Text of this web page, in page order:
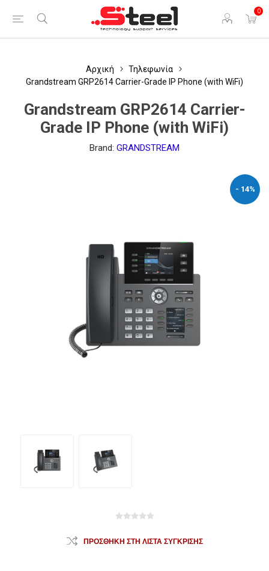
0
Αρχική
Τηλεφωνία
Grandstream GRP2614 Carrier-Grade IP Phone (with WiFi)
Grandstream GRP2614 Carrier-
Grade IP Phone (with WiFi)
Brand: GRANDSTREAM
- 14%
ΠΡΟΣΘΉΚΗ ΣΤΗ ΛΊΣΤΑ ΣΎΓΚΡΙΣΗΣ